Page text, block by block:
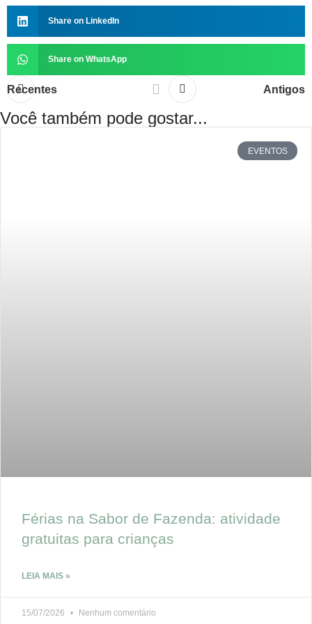
Share on LinkedIn
Share on WhatsApp
Recentes Antigos
Você também pode gostar...
EVENTOS
Férias na Sabor de Fazenda: atividade
gratuitas para crianças
LEIA MAIS »
15/07/2026 Nenhum comentário